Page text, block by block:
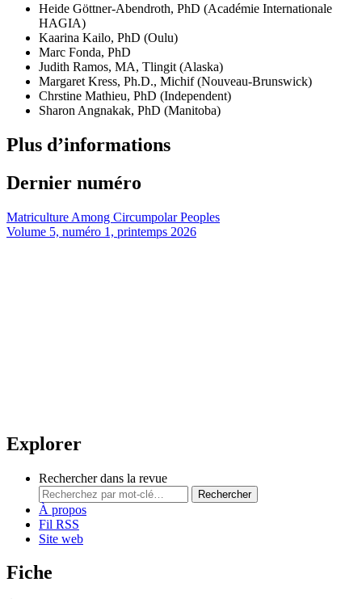
Heide Göttner-Abendroth, PhD (Académie Internationale
HAGIA)
Kaarina Kailo, PhD (Oulu)
Marc Fonda, PhD
Judith Ramos, MA, Tlingit (Alaska)
Margaret Kress, Ph.D., Michif (Nouveau-Brunswick)
Chrstine Mathieu, PhD (Independent)
Sharon Angnakak, PhD (Manitoba)
Plus d’informations
Dernier numéro
Matriculture Among Circumpolar Peoples
Volume 5, numéro 1, printemps 2026
Explorer
Rechercher dans la revue
Rechercher
À propos
Fil RSS
Site web
Fiche